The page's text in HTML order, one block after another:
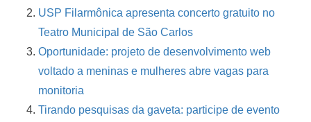
USP Filarmônica apresenta concerto gratuito no
Teatro Municipal de São Carlos
Oportunidade: projeto de desenvolvimento web
voltado a meninas e mulheres abre vagas para
monitoria
Tirando pesquisas da gaveta: participe de evento